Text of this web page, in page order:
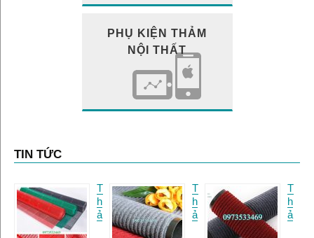
PHỤ KIỆN THẢM
NỘI THẤT
TIN TỨC
T
h
ả
T
h
ả
T
h
ả